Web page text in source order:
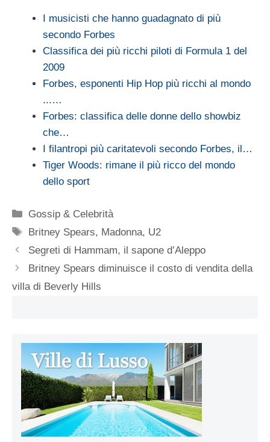
I musicisti che hanno guadagnato di più
secondo Forbes
Classifica dei più ricchi piloti di Formula 1 del
2009
Forbes, esponenti Hip Hop più ricchi al mondo
...…
Forbes: classifica delle donne dello showbiz
che…
I filantropi più caritatevoli secondo Forbes, il…
Tiger Woods: rimane il più ricco del mondo
dello sport
Categorie
Gossip & Celebrità
Tag
Britney Spears, Madonna, U2
Segreti di Hammam, il sapone d’Aleppo
Britney Spears diminuisce il costo di vendita della
villa di Beverly Hills